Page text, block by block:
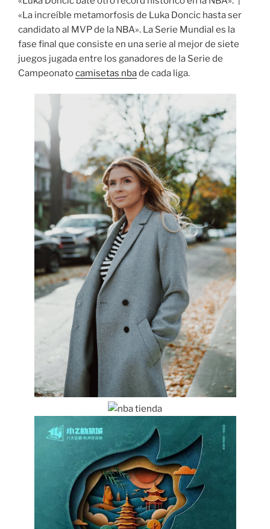
«La increíble metamorfosis de Luka Doncic hasta ser
candidato al MVP de la NBA». La Serie Mundial es la
fase final que consiste en una serie al mejor de siete
juegos jugada entre los ganadores de la Serie de
Campeonatocamisetas nbade cada liga.